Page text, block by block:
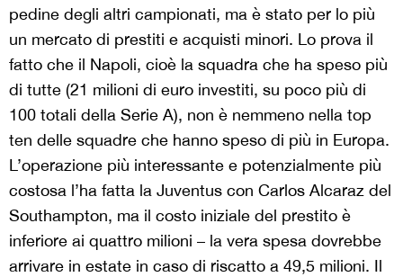
pedine degli altri campionati, ma è stato per lo più
un mercato di prestiti e acquisti minori. Lo prova il
fatto che il Napoli, cioè la squadra che ha speso più
di tutte (21 milioni di euro investiti, su poco più di
100 totali della Serie A), non è nemmeno nella top
ten delle squadre che hanno speso di più in Europa.
L’operazione più interessante e potenzialmente più
costosa l’ha fatta la Juventus con Carlos Alcaraz del
Southampton, ma il costo iniziale del prestito è
inferiore ai quattro milioni – la vera spesa dovrebbe
arrivare in estate in caso di riscatto a 49,5 milioni. Il